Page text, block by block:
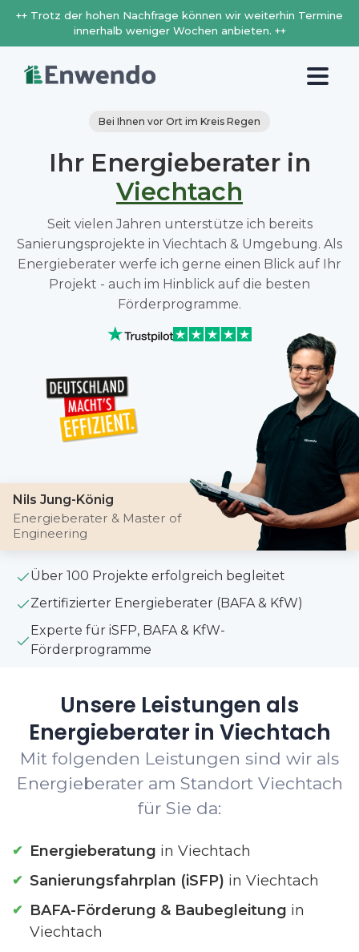
++ Trotz der hohen Nachfrage können wir weiterhin Termine
innerhalb weniger Wochen anbieten. ++
Bei Ihnen vor Ort im Kreis Regen
Ihr Energieberater in
Viechtach
Seit vielen Jahren unterstütze ich bereits
Sanierungsprojekte in Viechtach & Umgebung. Als
Energieberater werfe ich gerne einen Blick auf Ihr
Projekt - auch im Hinblick auf die besten
Förderprogramme.
Nils Jung-König
Energieberater & Master of
Engineering
Über 100 Projekte erfolgreich begleitet
Zertifizierter Energieberater (BAFA & KfW)
Experte für iSFP, BAFA & KfW-
Förderprogramme
Unsere Leistungen als
Energieberater in Viechtach
Mit folgenden Leistungen sind wir als
Energieberater am Standort Viechtach
für Sie da:
Energieberatung in Viechtach
Sanierungsfahrplan (iSFP) in Viechtach
BAFA-Förderung & Baubegleitung in
Viechtach